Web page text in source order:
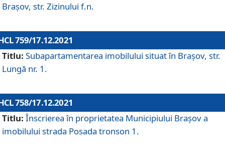
Brașov, str. Zizinului f.n.
759/17.12.2021
Titlu: Subapartamentarea imobilului situat în Brașov, str.
Lungă nr. 1.
758/17.12.2021
Titlu: Înscrierea în proprietatea Municipiului Brașov a
imobilului strada Posada tronson 1.